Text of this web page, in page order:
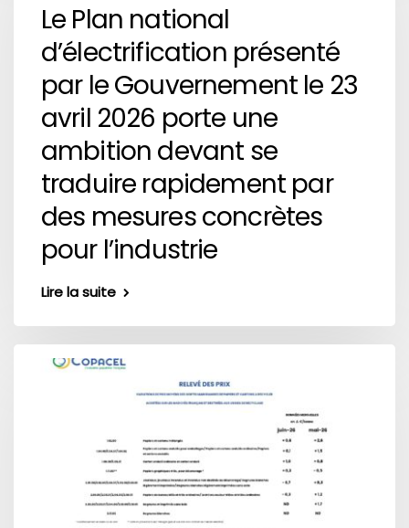
Le Plan national
d’électrification présenté
par le Gouvernement le 23
avril 2026 porte une
ambition devant se
traduire rapidement par
des mesures concrètes
pour l’industrie
Lire la suite